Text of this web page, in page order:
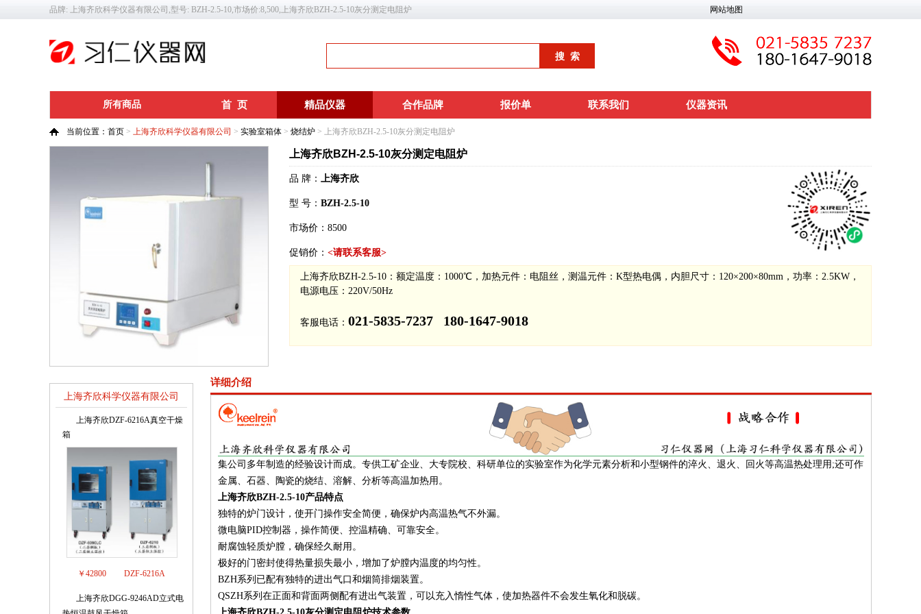
品牌: 上海齐欣科学仪器有限公司,型号: BZH-2.5-10,市场价:8,500,上海齐欣BZH-2.5-10灰分测定电阻炉 网站地图
所有商品 首 页 精品仪器 合作品牌 报价单 联系我们 仪器资讯
当前位置： 首页 > 上海齐欣科学仪器有限公司 > 实验室箱体 > 烧结炉 > 上海齐欣BZH-2.5-10灰分测定电阻炉
上海齐欣BZH-2.5-10灰分测定电阻炉
品 牌： 上海齐欣
型 号： BZH-2.5-10
市场价： 8500
促销价： <请联系客服>
上海齐欣BZH-2.5-10：额定温度：1000℃，加热元件：电阻丝，测温元件：K型热电偶，内胆尺寸：120×200×80mm，功率：2.5KW，
电源电压：220V/50Hz
客服电话： 021-5835-7237 180-1647-9018
上海齐欣科学仪器有限公司
销售排行榜
上海齐欣DZF-6216A真空干燥
箱
￥42800 DZF-6216A
上海齐欣DGG-9246AD立式电
详细介绍
集公司多年制造的经验设计而成。专供工矿企业、大专院校、科研单位的实验室作为化学元素分析和小型钢件的淬火、退火、回火等高温热处理用;还可作
金属、石器、陶瓷的烧结、溶解、分析等高温加热用。
上海齐欣BZH-2.5-10产品特点
独特的炉门设计，使开门操作安全简便，确保炉内高温热气不外漏。
微电脑PID控制器，操作简便、控温精确、可靠安全。
耐腐蚀轻质炉膛，确保经久耐用。
极好的门密封使得热量损失最小，增加了炉膛内温度的均匀性。
BZH系列已配有独特的进出气口和烟筒排烟装置。
QSZH系列在正面和背面两侧配有进出气装置，可以充入惰性气体，使加热器件不会发生氧化和脱碳。